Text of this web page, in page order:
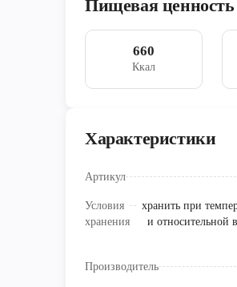
Пищевая ценность
660
Ккал
Характеристики
Артикул
Условия
хранения
хранить при
и относительной
Производитель